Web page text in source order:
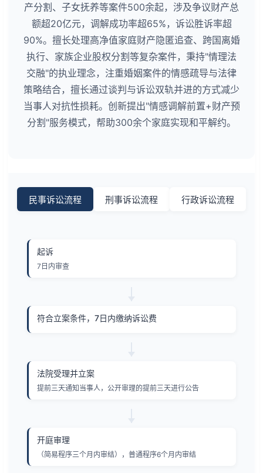
产分割、子女抚养等案件500余起，涉及争议财产总
额超20亿元，调解成功率超65%，诉讼胜诉率超
90%。擅长处理高净值家庭财产隐匿追查、跨国离婚
执行、家族企业股权分割等复杂案件，秉持"情理法
交融"的执业理念，注重婚姻案件的情感疏导与法律
策略结合，擅长通过谈判与诉讼双轨并进的方式减少
当事人对抗性损耗。创新提出"情感调解前置+财产预
分割"服务模式，帮助300余个家庭实现和平解约。
民事诉讼流程 刑事诉讼流程 行政诉讼流程
起诉
7日内审查
符合立案条件，7日内缴纳诉讼费
法院受理并立案
提前三天通知当事人，公开审理的提前三天进行公告
开庭审理
（简易程序三个月内审结），普通程序6个月内审结